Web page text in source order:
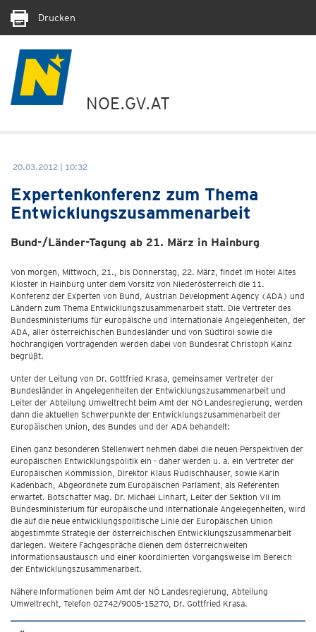
Drucken
NOE.GV.AT
20.03.2012 | 10:32
Expertenkonferenz zum Thema
Entwicklungszusammenarbeit
Bund-/Länder-Tagung ab 21. März in Hainburg
Von morgen, Mittwoch, 21., bis Donnerstag, 22. März, findet im Hotel Altes
Kloster in Hainburg unter dem Vorsitz von Niederösterreich die 11.
Konferenz der Experten von Bund, Austrian Development Agency (ADA) und
Ländern zum Thema Entwicklungszusammenarbeit statt. Die Vertreter des
Bundesministeriums für europäische und internationale Angelegenheiten, der
ADA, aller österreichischen Bundesländer und von Südtirol sowie die
hochrangigen Vortragenden werden dabei von Bundesrat Christoph Kainz
begrüßt.
Unter der Leitung von Dr. Gottfried Krasa, gemeinsamer Vertreter der
Bundesländer in Angelegenheiten der Entwicklungszusammenarbeit und
Leiter der Abteilung Umweltrecht beim Amt der NÖ Landesregierung, werden
dann die aktuellen Schwerpunkte der Entwicklungszusammenarbeit der
Europäischen Union, des Bundes und der ADA behandelt:
Einen ganz besonderen Stellenwert nehmen dabei die neuen Perspektiven der
europäischen Entwicklungspolitik ein - daher werden u. a. ein Vertreter der
Europäischen Kommission, Direktor Klaus Rudischhauser, sowie Karin
Kadenbach, Abgeordnete zum Europäischen Parlament, als Referenten
erwartet. Botschafter Mag. Dr. Michael Linhart, Leiter der Sektion VII im
Bundesministerium für europäische und internationale Angelegenheiten, wird
die auf die neue entwicklungspolitische Linie der Europäischen Union
abgestimmte Strategie der österreichischen Entwicklungszusammenarbeit
darlegen. Weitere Fachgespräche dienen dem österreichweiten
Informationsaustausch und einer koordinierten Vorgangsweise im Bereich
der Entwicklungszusammenarbeit.
Nähere Informationen beim Amt der NÖ Landesregierung, Abteilung
Umweltrecht, Telefon 02742/9005-15270, Dr. Gottfried Krasa.